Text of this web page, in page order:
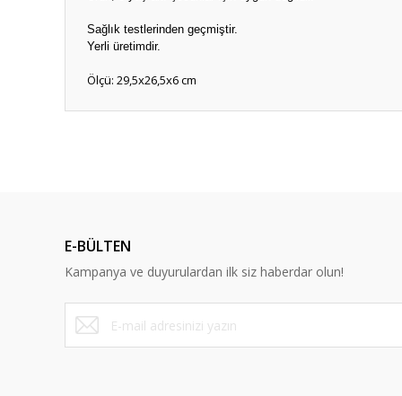
Sağlık testlerinden geçmiştir.
Yerli üretimdir.
Ölçü: 29,5x26,5x6 cm
Ürün bilgilerinde hatalar bulunuyor.
Ürün fiyatı diğer sitelerden daha pahalı.
Bu ürüne benzer farklı alternatifler olmalı.
E-BÜLTEN
Kampanya ve duyurulardan ilk siz haberdar olun!